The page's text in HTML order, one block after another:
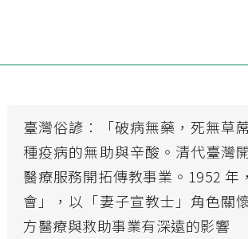
臺灣俗諺：「破病無藥，死無草
種疫病的無助與辛酸。清代臺灣
醫療服務開拓傳教事業。1952
會」，以「妻子宣教士」角色關
方醫療與救助事業有深遠的影響